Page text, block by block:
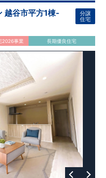
越谷市平方1棟-
分譲
住宅
2026事業 長期優良住宅